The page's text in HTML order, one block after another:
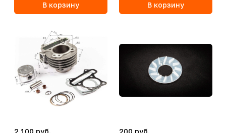
В корзину В корзину
2 100 руб. 200 руб.